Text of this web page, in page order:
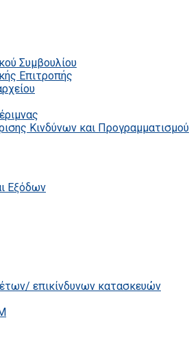
Συμβουλίου
Επιτροπής
Κινδύνων και Προγραμματισμού
Εξόδων
επικίνδυνων κατασκευών